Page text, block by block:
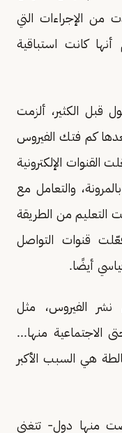
من الإجراءات التي
أنها كانت استباقية
قبل الكثير، ألزمت
بعدها كم فتك الفيروس
الإلكترونية
والتعامل مع
التعليم من الطريقة
قنوات التواصل
أيضًا.
الفيروس، مثل
الاجتماعية منها...
هي السبب الأكبر
منها دول- تتغنى